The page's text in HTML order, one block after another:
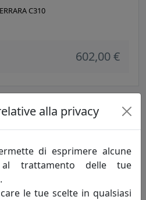
C310
602,00 €
alla privacy
di esprimere alcune
al trattamento delle tue
le tue scelte in qualsiasi